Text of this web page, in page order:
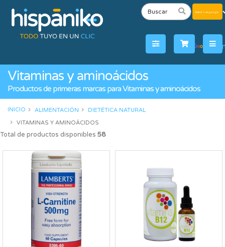
by
Vitaminas y aminoácidos
Productos de primeras marcas para Vitaminas y aminoácidos
INICIO ALIMENTACIÓN
DIETÉTICA NATURAL
VITAMINAS Y AMINOÁCIDOS
Total de productos disponibles 58